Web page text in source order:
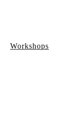
Workshops